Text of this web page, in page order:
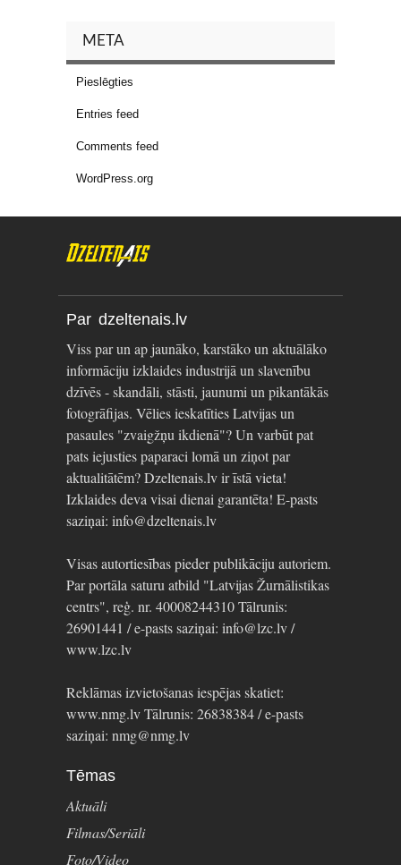
META
Pieslēgties
Entries feed
Comments feed
WordPress.org
Par dzeltenais.lv
Viss par un ap jaunāko, karstāko un aktuālāko
informāciju izklaides industrijā un slavenību
dzīvēs - skandāli, stāsti, jaunumi un pikantākās
fotogrāfijas. Vēlies ieskatīties Latvijas un
pasaules "zvaigžņu ikdienā"? Un varbūt pat
pats iejusties paparaci lomā un ziņot par
aktualitātēm? Dzeltenais.lv ir īstā vieta!
Izklaides deva visai dienai garantēta! E-pasts
saziņai: info@dzeltenais.lv
Visas autortiesības pieder publikāciju autoriem.
Par portāla saturu atbild "Latvijas Žurnālistikas
centrs", reģ. nr. 40008244310 Tālrunis:
26901441 / e-pasts saziņai: info@lzc.lv /
www.lzc.lv
Reklāmas izvietošanas iespējas skatiet:
www.nmg.lv Tālrunis: 26838384 / e-pasts
saziņai: nmg@nmg.lv
Tēmas
Aktuāli
Filmas/Seriāli
Foto/Video